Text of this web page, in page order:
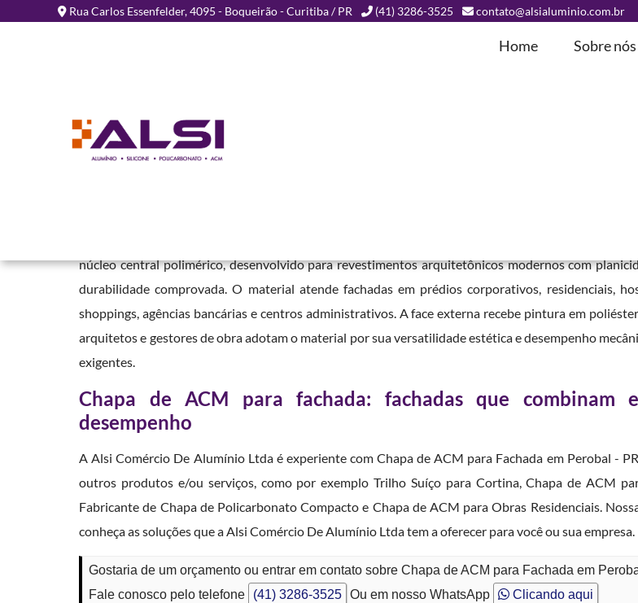
Rua Carlos Essenfelder, 4095 - Boqueirão - Curitiba / PR (41) 3286-3525 contato@alsialuminio.com.br
Home Sobre nós
Chapa de ACM para Fachada em Perobal
- PR
é um painel composto por duas lâminas externas
núcleo central polimérico, desenvolvido para revestimentos arquitetônicos modernos com
durabilidade comprovada. O material atende fachadas em prédios corporativos, residenciais,
shoppings, agências bancárias e centros administrativos. A face externa recebe pintura em
arquitetos e gestores de obra adotam o material por sua versatilidade estética e desempenho
exigentes.
Chapa de ACM para fachada: fachadas que combinam
desempenho
A Alsi Comércio De Alumínio Ltda é experiente com Chapa de ACM para Fachada em Perobal -
outros produtos e/ou serviços, como por exemplo Trilho Suíço para Cortina, Chapa de ACM
Fabricante de Chapa de Policarbonato Compacto e Chapa de ACM para Obras Residenciais.
conheça as soluções que a Alsi Comércio De Alumínio Ltda tem a oferecer para você ou sua empresa.
Gostaria de um orçamento ou entrar em contato sobre Chapa de ACM para Fachada em
Fale conosco pelo telefone
(41) 3286-3525 Ou em nosso WhatsApp Clicando aqui